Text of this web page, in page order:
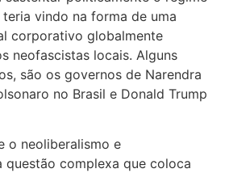
vindo na forma de uma
corporativo globalmente
neofascistas locais. Alguns
são os governos de Narendra
no Brasil e Donald Trump
o neoliberalismo e
questão complexa que coloca